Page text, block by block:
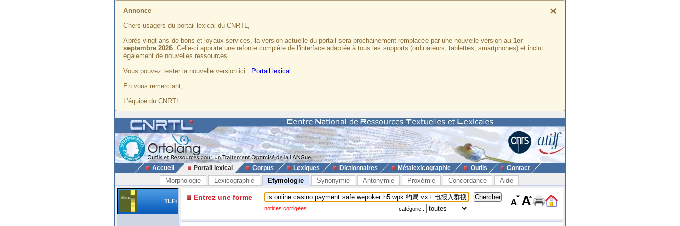
×
Annonce
Chers usagers du portail lexical du CNRTL,
Après vingt ans de bons et loyaux services, la version actuelle du portail sera prochainement remplacée par une nouvelle version au 1er
septembre 2026. Celle-ci apporte une refonte complète de l'interface adaptée à tous les supports (ordinateurs, tablettes, smartphones) et inclut
également de nouvelles ressources.
Vous pouvez tester la nouvelle version ici : Portail lexical
En vous remerciant,
L'équipe du CNRTL
Accueil Portail lexical Corpus Lexiques Dictionnaires Métalexicographie Outils Contact
Morphologie Lexicographie Etymologie Synonymie Antonymie Proxémie Concordance Aide
TLFi Entrez une forme
notices corrigées catégorie :